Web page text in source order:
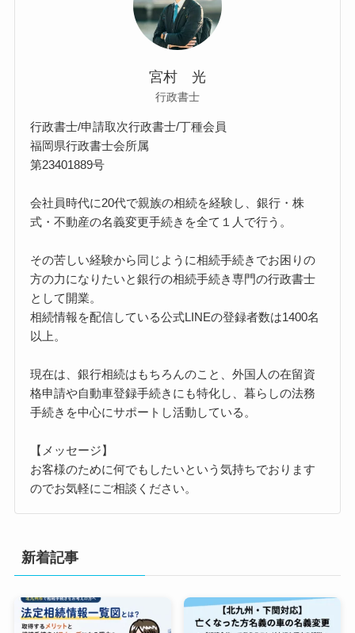
宮村 光
行政書士
行政書士/申請取次行政書士/丁種会員
福岡県行政書士会所属
第23401889号
会社員時代に20代で親族の相続を経験し、銀行・株
式・不動産の名義変更手続きを全て１人で行う。
その苦しい経験から同じように相続手続きでお困りの
方の力になりたいと銀行の相続手続き専門の行政書士
として開業。
相続情報を配信している公式LINEの登録者数は1400名
以上。
現在は、銀行相続はもちろんのこと、外国人の在留資
格申請や自動車登録手続きにも特化し、暮らしの法務
手続きを中心にサポートし活動している。
【メッセージ】
お客様のために何でもしたいという気持ちでおります
のでお気軽にご相談ください。
新着記事